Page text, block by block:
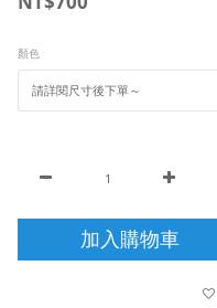
顏色
加入購物車